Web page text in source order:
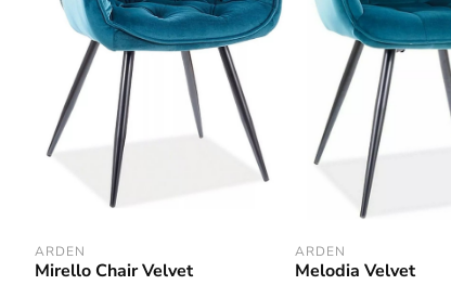
ARDEN
Mirello Chair Velvet
ARDEN
Melodia Velvet